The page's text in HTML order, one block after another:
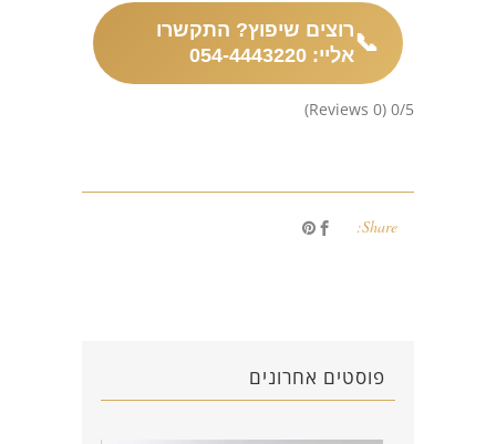
📞רוצים שיפוץ? התקשרו
אליי: 054-4443220
0/5
(0 Reviews)
Share:
פוסטים אחרונים